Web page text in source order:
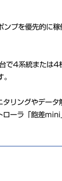
プを優先的に
4系統または4
ングやデータ
ーラ「飽差mini